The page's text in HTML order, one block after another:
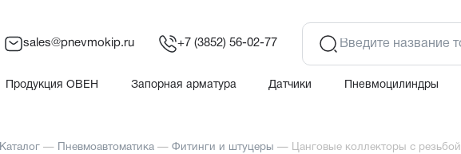
sales@pnevmokip.ru +7 (3852) 56-02-77
Продукция ОВЕН Запорная арматура Датчики Пневмоцилиндры
Каталог — Пневмоавтоматика — Фитинги и штуцеры — Цанговые коллекторы с резьбой